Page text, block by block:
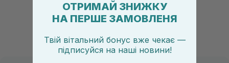
ОТРИМАЙ ЗНИЖКУ
НА ПЕРШЕ ЗАМОВЛЕНЯ
Твій вітальний бонус вже чекає —
підписуйся на наші новини!